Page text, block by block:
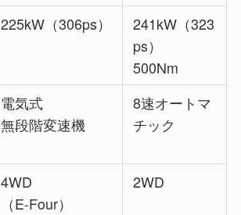
225kW（306ps）
241kW（323
ps）
500Nm
電気式
無段階変速機
8速オートマ
チック
4WD
（E-Four）
2WD